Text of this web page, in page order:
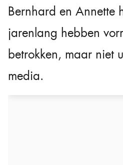
Bernhard en Annette
jarenlang hebben
betrokken, maar niet
media.